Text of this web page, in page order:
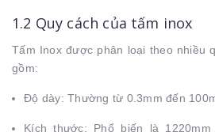
1.2 Quy cách của tấm inox
Tấm Inox được phân loại theo nhiều
gồm:
Độ dày: Thường từ 0.3mm đến
Kích thước: Phổ biến là